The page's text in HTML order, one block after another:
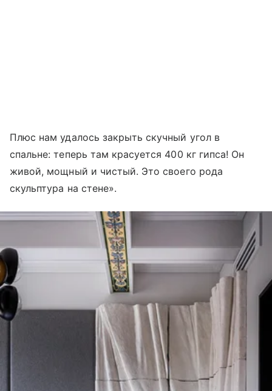
Плюс нам удалось закрыть скучный угол в
спальне: теперь там красуется 400 кг гипса! Он
живой, мощный и чистый. Это своего рода
скульптура на стене».